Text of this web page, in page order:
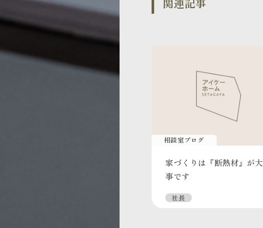
関連記事
相談室ブログ
家づくりは『断熱材』が大
事です
社長